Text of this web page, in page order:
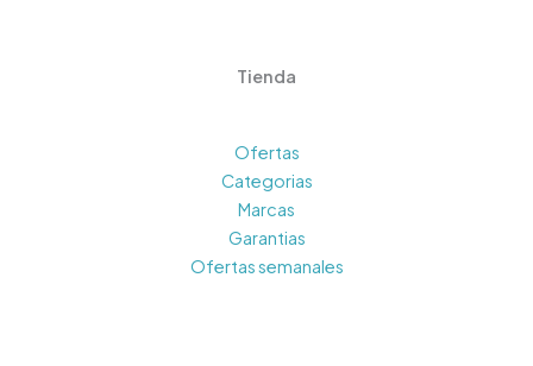
Tienda
Ofertas
Categorias
Marcas
Garantias
Ofertas semanales